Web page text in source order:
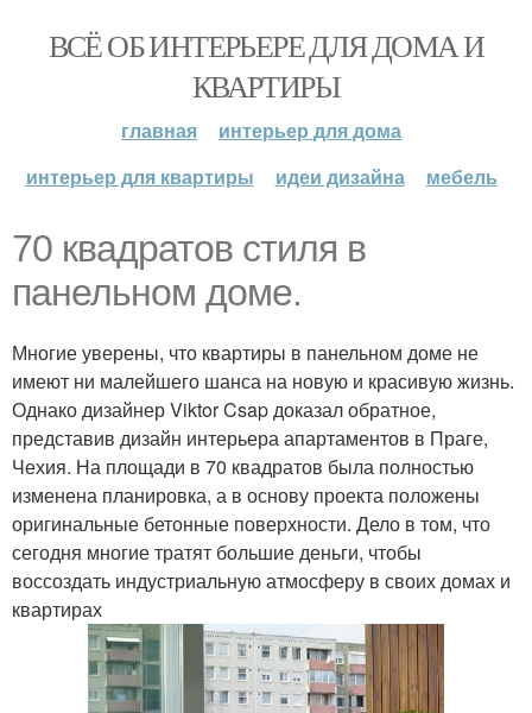
ВСЁ ОБ ИНТЕРЬЕРЕ ДЛЯ ДОМА И
КВАРТИРЫ
главная
интерьер для дома
интерьер для квартиры
идеи дизайна мебель
70 квадратов стиля в
панельном доме.
Многие уверены, что квартиры в панельном доме не
имеют ни малейшего шанса на новую и красивую жизнь.
Однако дизайнер Viktor Csap доказал обратное,
представив дизайн интерьера апартаментов в Праге,
Чехия. На площади в 70 квадратов была полностью
изменена планировка, а в основу проекта положены
оригинальные бетонные поверхности. Дело в том, что
сегодня многие тратят большие деньги, чтобы
воссоздать индустриальную атмосферу в своих домах и
квартирах